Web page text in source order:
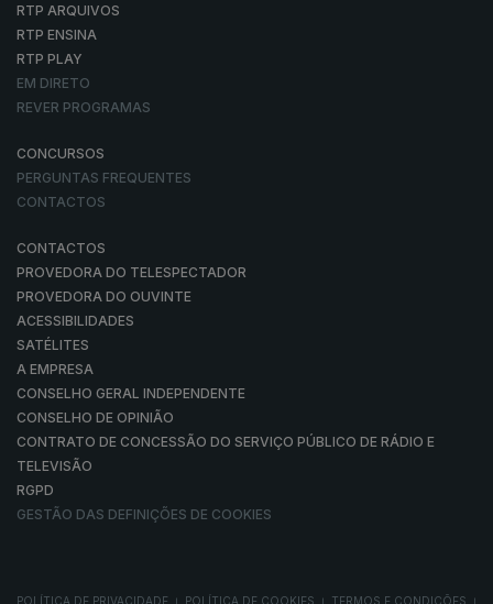
RTP ARQUIVOS
RTP ENSINA
RTP PLAY
EM DIRETO
REVER PROGRAMAS
CONCURSOS
PERGUNTAS FREQUENTES
CONTACTOS
CONTACTOS
PROVEDORA DO TELESPECTADOR
PROVEDORA DO OUVINTE
ACESSIBILIDADES
SATÉLITES
A EMPRESA
CONSELHO GERAL INDEPENDENTE
CONSELHO DE OPINIÃO
CONTRATO DE CONCESSÃO DO SERVIÇO PÚBLICO DE RÁDIO E
TELEVISÃO
RGPD
GESTÃO DAS DEFINIÇÕES DE COOKIES
POLÍTICA DE PRIVACIDADE POLÍTICA DE COOKIES TERMOS E CONDIÇÕES